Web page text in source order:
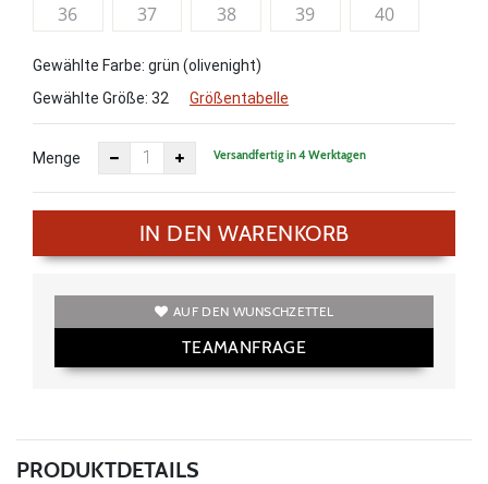
36
37 38 39 40
Gewählte Farbe: grün (olivenight)
Gewählte Größe: 32 Größentabelle
Menge Versandfertig in 4 Werktagen
IN DEN WARENKORB
AUF DEN WUNSCHZETTEL
TEAMANFRAGE
PRODUKTDETAILS